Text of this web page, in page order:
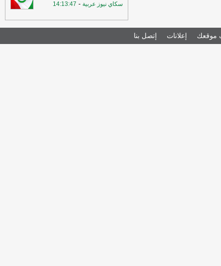
سكاي نيوز عربية -
14:13:47
موقعك إعلانات إتصل بنا